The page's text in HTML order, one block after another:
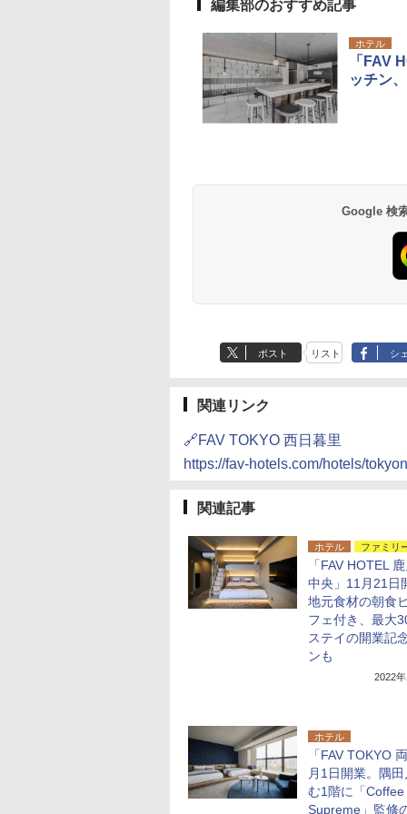
編集部のおすすめ記事
ホテル
「FAV
ッチン
Google 検
ポスト リスト シ
関連リンク
🔗FAV TOKYO 西日暮里
https://fav-hotels.com/hotels/
関連記事
ホテル ファミリ
「FAV HOTEL
中央」11月21日
地元食材の朝食
フェ付き、最大
ステイの開業記
ンも
2022
ホテル
「FAV TOKYO
月1日開業。隅
む1階に「Coffee
Supreme」監修